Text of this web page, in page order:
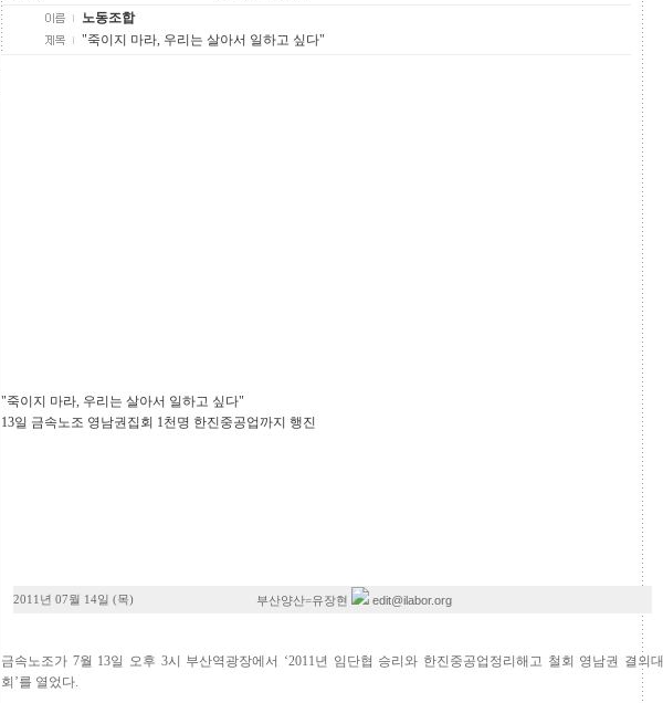
노동조합
"죽이지 마라, 우리는 살아서 일하고 싶다"
"죽이지 마라, 우리는 살아서 일하고 싶다"
13일 금속노조 영남권집회 1천명 한진중공업까지 행진
2011년 07월 14일 (목) 부산양산=유장현 edit@ilabor.org
금속노조가 7월 13일 오후 3시 부산역광장에서 ‘2011년 임단협 승리와 한진중공업정리해고 철회 영남권 결의대
회’를 열었다.